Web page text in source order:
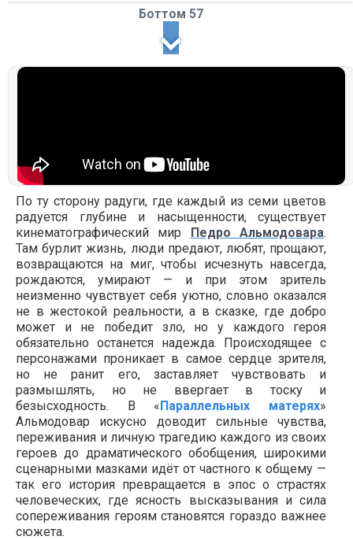
Боттом 57
По ту сторону радуги, где каждый из семи цветов
радуется глубине и насыщенности, существует
кинематографический мир Педро Альмодовара.
Там бурлит жизнь, люди предают, любят, прощают,
возвращаются на миг, чтобы исчезнуть навсегда,
рождаются, умирают — и при этом зритель
неизменно чувствует себя уютно, словно оказался
не в жестокой реальности, а в сказке, где добро
может и не победит зло, но у каждого героя
обязательно останется надежда. Происходящее с
персонажами проникает в самое сердце зрителя,
но не ранит его, заставляет чувствовать и
размышлять, но не ввергает в тоску и
безысходность. В «Параллельных матерях»
Альмодовар искусно доводит сильные чувства,
переживания и личную трагедию каждого из своих
героев до драматического обобщения, широкими
сценарными мазками идёт от частного к общему —
так его история превращается в эпос о страстях
человеческих, где ясность высказывания и сила
сопереживания героям становятся гораздо важнее
сюжета.